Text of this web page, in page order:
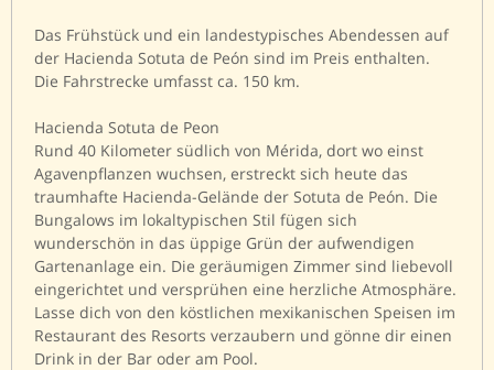
Das Frühstück und ein landestypisches Abendessen auf
der Hacienda Sotuta de Peón sind im Preis enthalten.
Die Fahrstrecke umfasst ca. 150 km.
Hacienda Sotuta de Peon
Rund 40 Kilometer südlich von Mérida, dort wo einst
Agavenpflanzen wuchsen, erstreckt sich heute das
traumhafte Hacienda-Gelände der Sotuta de Peón. Die
Bungalows im lokaltypischen Stil fügen sich
wunderschön in das üppige Grün der aufwendigen
Gartenanlage ein. Die geräumigen Zimmer sind liebevoll
eingerichtet und versprühen eine herzliche Atmosphäre.
Lasse dich von den köstlichen mexikanischen Speisen im
Restaurant des Resorts verzaubern und gönne dir einen
Drink in der Bar oder am Pool.